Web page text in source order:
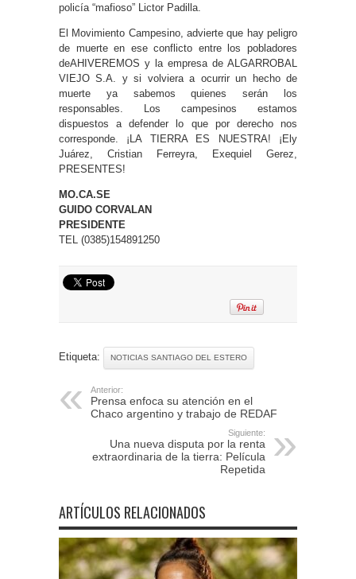
policía “mafioso” Lictor Padilla.
El Movimiento Campesino, advierte que hay peligro
de muerte en ese conflicto entre los pobladores
deAHIVEREMOS y la empresa de ALGARROBAL
VIEJO S.A. y si volviera a ocurrir un hecho de
muerte ya sabemos quienes serán los
responsables. Los campesinos estamos
dispuestos a defender lo que por derecho nos
corresponde. ¡LA TIERRA ES NUESTRA! ¡Ely
Juárez, Cristian Ferreyra, Exequiel Gerez,
PRESENTES!
MO.CA.SE
GUIDO CORVALAN
PRESIDENTE
TEL (0385)154891250
Etiqueta: NOTICIAS SANTIAGO DEL ESTERO
Anterior:
Prensa enfoca su atención en el
Chaco argentino y trabajo de REDAF
Siguiente:
Una nueva disputa por la renta
extraordinaria de la tierra: Película
Repetida
ARTÍCULOS RELACIONADOS